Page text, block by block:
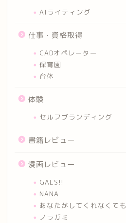
AIライティング
仕事・資格取得
CADオペレーター
保育園
育休
体験
セルフブランディング
書籍レビュー
漫画レビュー
GALS!!
NANA
あなたがしてくれなくても
ノラガミ